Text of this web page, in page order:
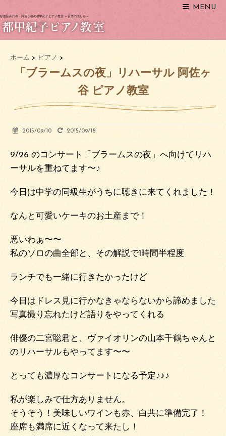
MENU
杉並区高円寺・阿佐ヶ谷の都甲紀子ピアノ教室 ～音楽の楽しみ～
ホーム > ピアノ >
「ブラームスの夜」リハーサル 阿佐ヶ
谷 ピアノ教室
2015/09/10 2015/09/18
9/26 のコンサート「ブラームスの夜」へ向けてリハ
ーサルを重ねてます〜♪
今日は中学の同級生がうちに聴きに来てくれました！
なんと可愛いケーキのお土産まで！
悪いわぁ〜〜
私のソロの曲全部と、その解説で1時間半程度
ランチでも一緒に行きたかったけど
今日はドレス見に行かなきゃならないから諦めました
写真撮り忘れたけど語りをやってくれる
俳優の二宮聡君と、ヴァイオリンの山本千鶴ちゃんと
のリハーサルもやってます〜〜
とっても濃厚なコンサートになる予定♪♪♪
私が楽しみで仕方ありません。
そうそう！美味しいワインも赤、白共に準備完了！
座席も満席に近くなって来たし！